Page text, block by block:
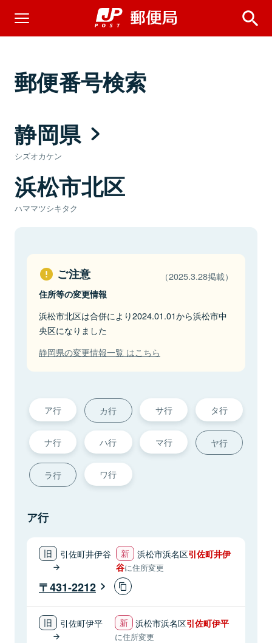
郵便番号検索
静岡県
シズオカケン
浜松市北区
ハママツシキタク
ご注意 （2025.3.28掲載）
住所等の変更情報
浜松市北区は合併により2024.01.01から浜松市中
央区になりました
静岡県の変更情報一覧 はこちら
ア行 カ行 サ行 タ行
ナ行 ハ行 マ行 ヤ行
ラ行 ワ行
ア行
引佐町井伊谷 浜松市浜名区引佐町井伊
谷に住所変更
431-2212
引佐町伊平 浜松市浜名区引佐町伊平
に住所変更